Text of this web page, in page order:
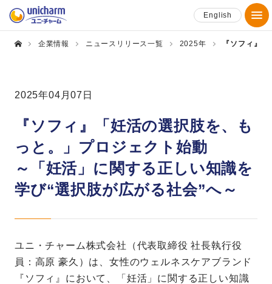
English
企業情報 ニュースリリース一覧 2025年 『ソフィ』
2025年04月07日
『ソフィ』「妊活の選択肢を、も
っと。」プロジェクト始動
～「妊活」に関する正しい知識を
学び“選択肢が広がる社会”へ～
ユニ・チャーム株式会社（代表取締役 社長執行役
員：高原 豪久）は、女性のウェルネスケアブランド
『ソフィ』において、「妊活」に関する正しい知識